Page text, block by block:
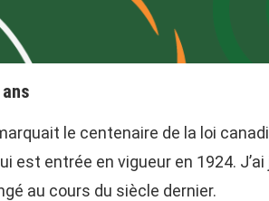
le centenaire de la loi
est entrée en vigueur en 1924.
au cours du siècle dernier.